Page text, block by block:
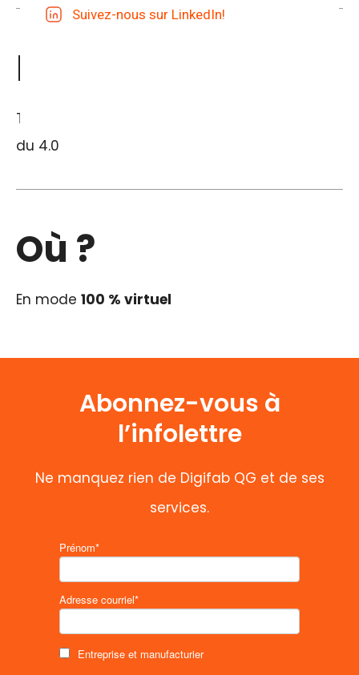
Pour qui ?
Toute personne intéressée aux technologies
du 4.0
Où ?
En mode 100 % virtuel
Abonnez-vous à
l’infolettre
Ne manquez rien de Digifab QG et de ses
services.
Prénom*
Adresse courriel*
Entreprise et manufacturier
Suivez-nous sur LinkedIn!